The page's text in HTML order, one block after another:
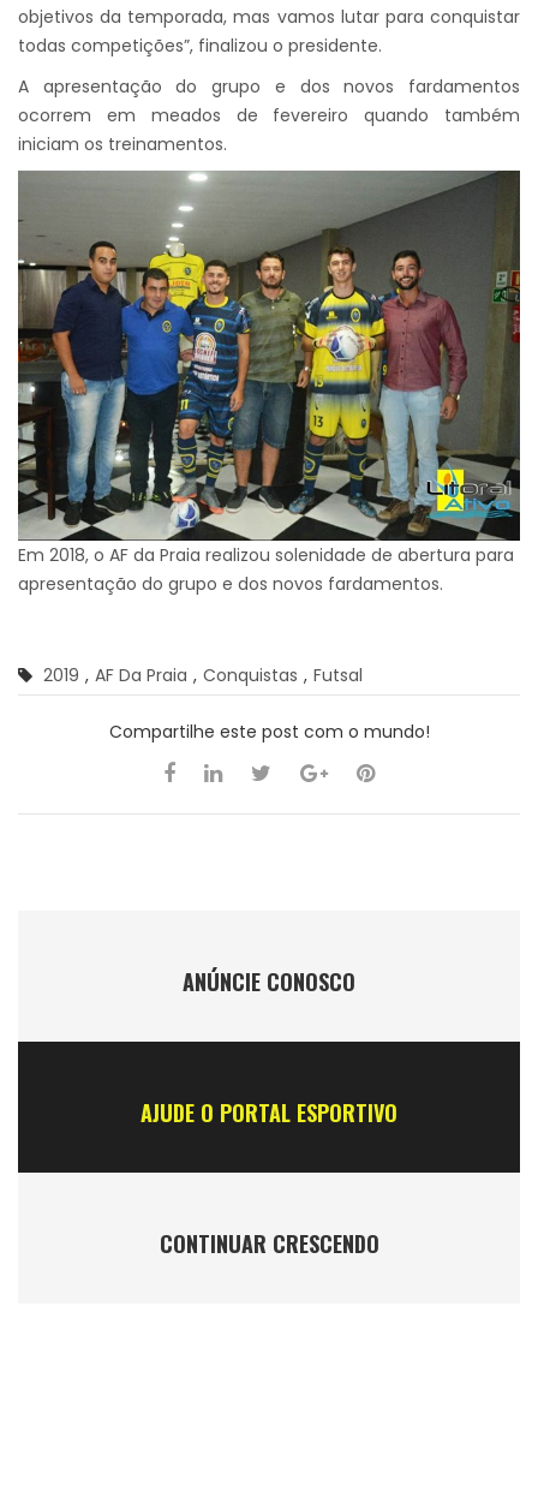
objetivos da temporada, mas vamos lutar para conquistar
todas competições”, finalizou o presidente.
A apresentação do grupo e dos novos fardamentos
ocorrem em meados de fevereiro quando também
iniciam os treinamentos.
Em 2018, o AF da Praia realizou solenidade de abertura para
apresentação do grupo e dos novos fardamentos.
2019 , AF Da Praia , Conquistas , Futsal
Compartilhe este post com o mundo!
ANÚNCIE CONOSCO
AJUDE O PORTAL ESPORTIVO
CONTINUAR CRESCENDO